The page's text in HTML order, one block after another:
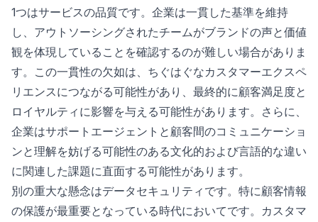
1つはサービスの品質です。企業は一貫した基準を維持
し、アウトソーシングされたチームがブランドの声と価値
観を体現していることを確認するのが難しい場合がありま
す。この一貫性の欠如は、ちぐはぐなカスタマーエクスペ
リエンスにつながる可能性があり、最終的に顧客満足度と
ロイヤルティに影響を与える可能性があります。さらに、
企業はサポートエージェントと顧客間のコミュニケーショ
ンと理解を妨げる可能性のある文化的および言語的な違い
に関連した課題に直面する可能性があります。
別の重大な懸念はデータセキュリティです。特に顧客情報
の保護が最重要となっている時代においてです。カスタマ